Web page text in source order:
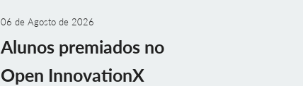
06 de Agosto de 2026
Alunos premiados no
Open InnovationX